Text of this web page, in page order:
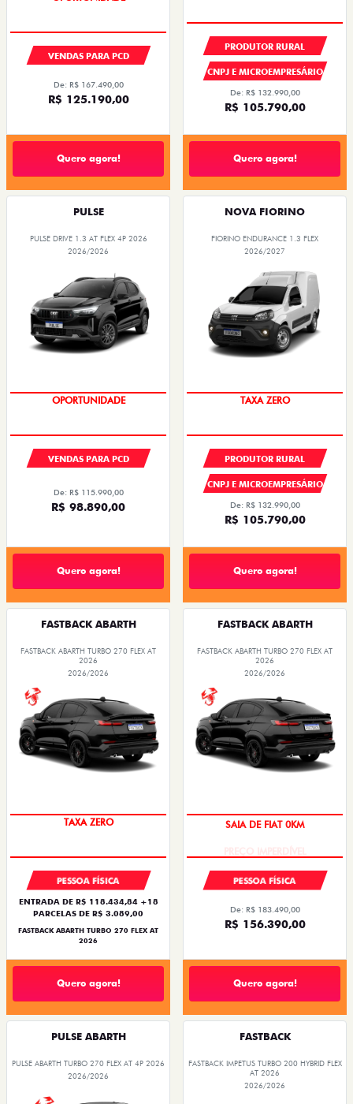
VENDAS PARA PCD
De: R$ 167.490,00
R$ 125.190,00
Quero agora!
PRODUTOR RURAL
CNPJ E MICROEMPRESÁRIO
De: R$ 132.990,00
R$ 105.790,00
Quero agora!
PULSE
PULSE DRIVE 1.3 AT FLEX 4P 2026
2026/2026
OPORTUNIDADE
VENDAS PARA PCD
De: R$ 115.990,00
R$ 98.890,00
Quero agora!
NOVA FIORINO
FIORINO ENDURANCE 1.3 FLEX
2026/2027
TAXA ZERO
PRODUTOR RURAL
CNPJ E MICROEMPRESÁRIO
De: R$ 132.990,00
R$ 105.790,00
Quero agora!
FASTBACK ABARTH
FASTBACK ABARTH TURBO 270 FLEX AT
2026
2026/2026
TAXA ZERO
PESSOA FÍSICA
ENTRADA DE R$ 118.434,84 +18
PARCELAS DE R$ 3.089,00
FASTBACK ABARTH TURBO 270 FLEX AT
2026
Quero agora!
FASTBACK ABARTH
FASTBACK ABARTH TURBO 270 FLEX AT
2026
2026/2026
SAIA DE FIAT 0KM
PESSOA FÍSICA
De: R$ 183.490,00
R$ 156.390,00
Quero agora!
PULSE ABARTH
PULSE ABARTH TURBO 270 FLEX AT 4P 2026
2026/2026
FASTBACK
FASTBACK IMPETUS TURBO 200 HYBRID FLEX
AT 2026
2026/2026